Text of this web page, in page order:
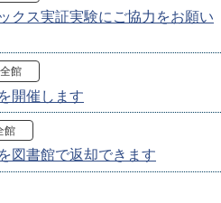
クス実証実験にご協力をお願い
全館
開催します
館
図書館で返却できます